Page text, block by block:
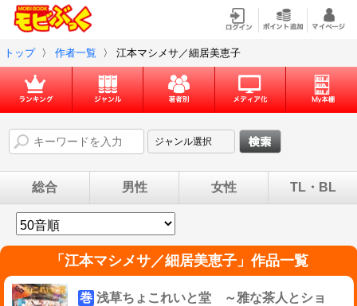
トップ 〉 作者一覧 〉 江本マシメサ／細居美恵子
総合 男性 女性 TL・BL
「 江本マシメサ／細居美恵子」作品一覧
巻 浅草ちょこれいと堂 ～雅な茶人とショ